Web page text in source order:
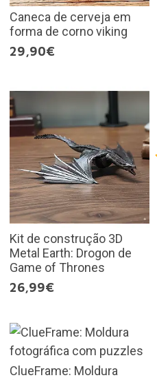
Caneca de cerveja em
forma de corno viking
29,90€
Kit de construção 3D
Metal Earth: Drogon de
Game of Thrones
26,99€
ClueFrame: Moldura